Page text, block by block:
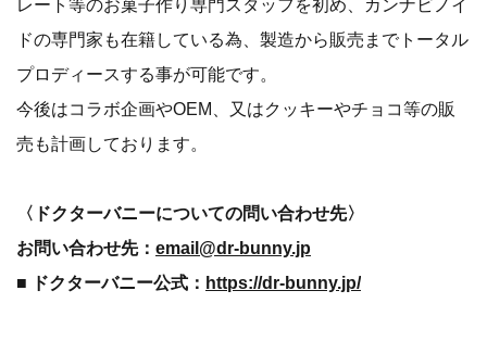
レート等のお菓子作り専門スタッフを初め、カンナビノイ
ドの専門家も在籍している為、製造から販売までトータル
プロディースする事が可能です。
今後はコラボ企画やOEM、又はクッキーやチョコ等の販
売も計画しております。
〈ドクターバニーについての問い合わせ先〉
お問い合わせ先： email@dr-bunny.jp
■ ドクターバニー公式： https://dr-bunny.jp/